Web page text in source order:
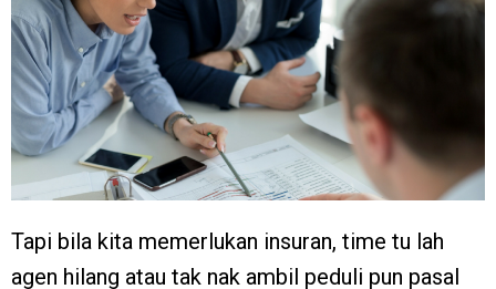
Tapi bila kita memerlukan insuran, time tu lah
agen hilang atau tak nak ambil peduli pun pasal